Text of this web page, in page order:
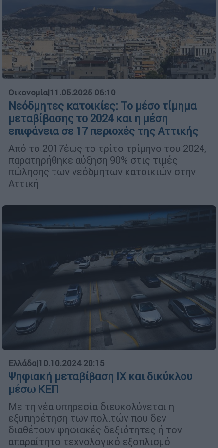
Οικονομία|11.05.2025 06:10
Νεόδμητες κατοικίες: Το μέσο τίμημα
μεταβίβασης το 2024 και η μέση
επιφάνεια σε 17 περιοχές της Αττικής
Από το 2017έως το τρίτο τρίμηνο του 2024,
παρατηρήθηκε αύξηση 90% στις τιμές
πώλησης των νεόδμητων κατοικιών στην
Αττική
Ελλάδα|10.10.2024 20:15
Ψηφιακή μεταβίβαση ΙΧ και δικύκλου
μέσω ΚΕΠ
Με τη νέα υπηρεσία διευκολύνεται η
εξυπηρέτηση των πολιτών που δεν
διαθέτουν ψηφιακές δεξιότητες ή τον
απαραίτητο τεχνολογικό εξοπλισμό